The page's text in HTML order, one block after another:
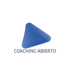
contenido